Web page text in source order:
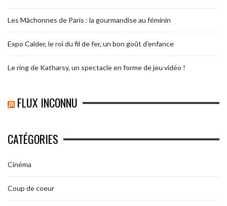
Les Mâchonnes de Paris : la gourmandise au féminin
Expo Calder, le roi du fil de fer, un bon goût d’enfance
Le ring de Katharsy, un spectacle en forme de jeu vidéo !
FLUX INCONNU
CATÉGORIES
Cinéma
Coup de coeur